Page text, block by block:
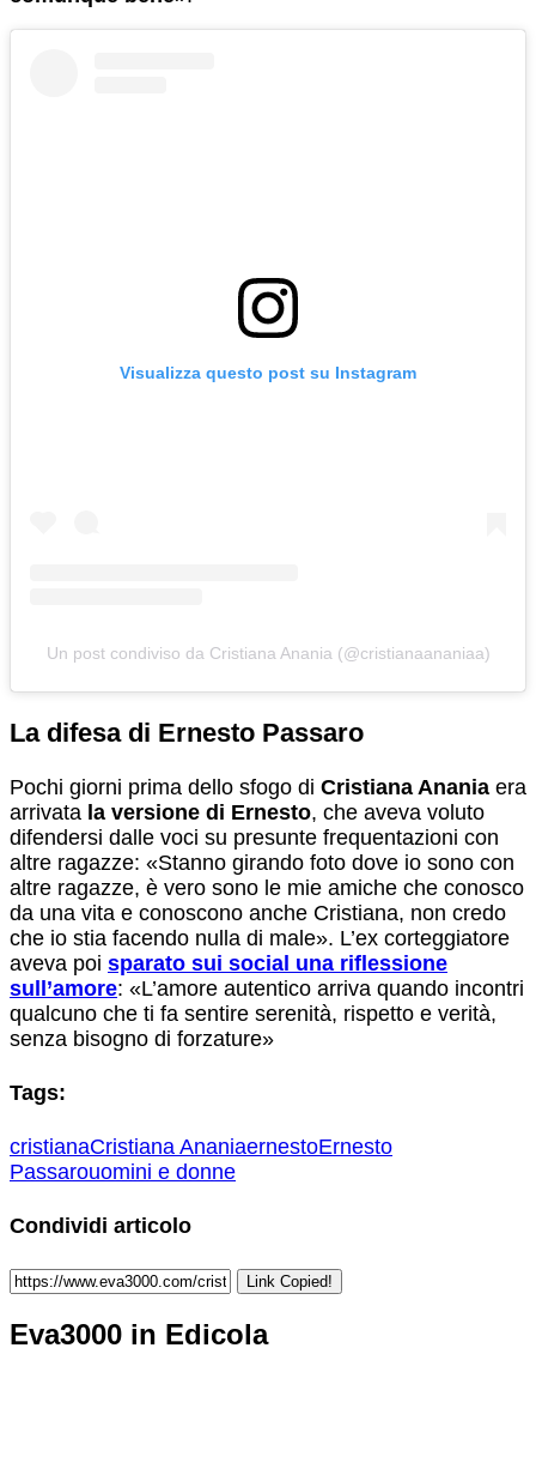
Visualizza questo post su Instagram
Un post condiviso da Cristiana Anania (@cristianaananiaa)
La difesa di Ernesto Passaro
Pochi giorni prima dello sfogo di Cristiana Anania era
arrivata la versione di Ernesto, che aveva voluto
difendersi dalle voci su presunte frequentazioni con
altre ragazze: «Stanno girando foto dove io sono con
altre ragazze, è vero sono le mie amiche che conosco
da una vita e conoscono anche Cristiana, non credo
che io stia facendo nulla di male». L’ex corteggiatore
aveva poi sparato sui social una riflessione
sull’amore: «L’amore autentico arriva quando incontri
qualcuno che ti fa sentire serenità, rispetto e verità,
senza bisogno di forzature»
Tags:
cristianaCristiana AnaniaernestoErnesto
Passarouomini e donne
Condividi articolo
Link Copied!
Eva3000 in Edicola